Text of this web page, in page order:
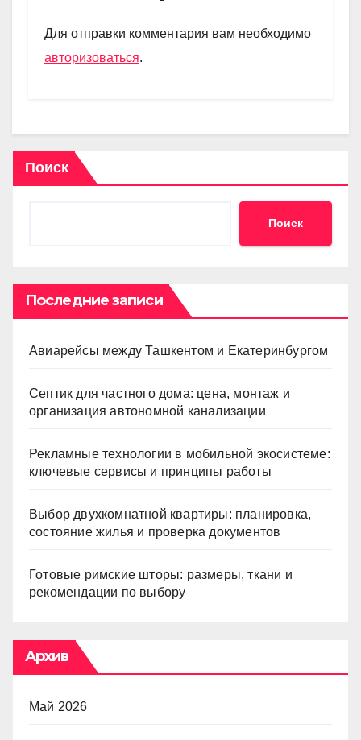
m p
p
a
и
Для отправки комментария вам необходимо
авторизоваться.
Поиск
Поиск
Последние записи
Авиарейсы между Ташкентом и Екатеринбургом
Септик для частного дома: цена, монтаж и
организация автономной канализации
Рекламные технологии в мобильной экосистеме:
ключевые сервисы и принципы работы
Выбор двухкомнатной квартиры: планировка,
состояние жилья и проверка документов
Готовые римские шторы: размеры, ткани и
рекомендации по выбору
Архив
Май 2026